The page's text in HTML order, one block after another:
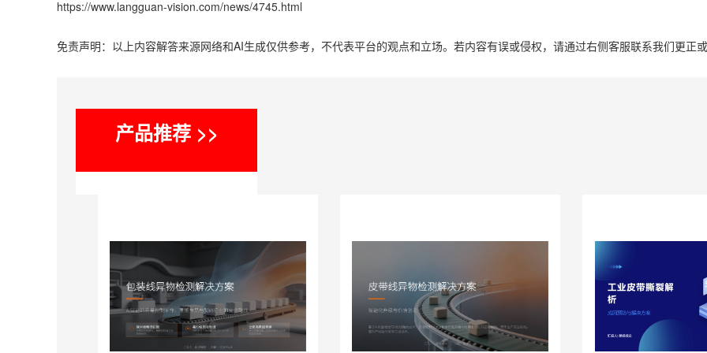
https://www.langguan-vision.com/news/4745.html
免责声明：以上内容解答来源网络和AI生成仅供参考，不代表平台的观点和立场。若内容有误或侵权，请通过右侧客服联系我们更正
产品推荐 >>